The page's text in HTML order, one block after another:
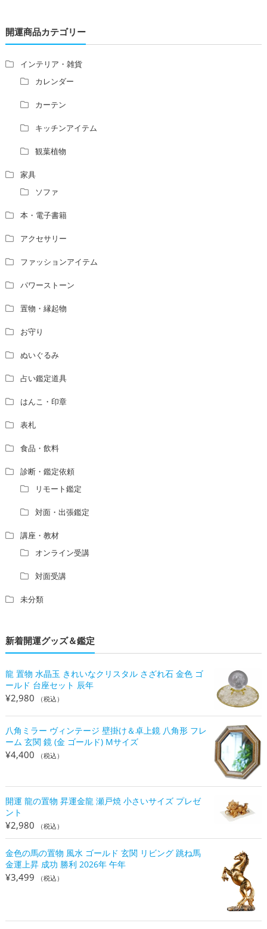
占い師さんは、幽霊を見たことがありますか？
家相風水の診断・鑑定料金や相場について
家相・風水の鑑定料金の相場が知りたい。
風水の流派について教えてください。
風水師になるには、どんな勉強をすればいいですか？
開運商品カテゴリー
インテリア・雑貨
カレンダー
カーテン
キッチンアイテム
観葉植物
家具
ソファ
本・電子書籍
アクセサリー
ファッションアイテム
パワーストーン
置物・縁起物
お守り
ぬいぐるみ
占い鑑定道具
はんこ・印章
表札
食品・飲料
診断・鑑定依頼
リモート鑑定
対面・出張鑑定
講座・教材
オンライン受講
対面受講
未分類
新着開運グッズ＆鑑定
龍 置物 水晶玉 きれいなクリスタル さざれ石 金色 ゴ
ールド 台座セット 辰年
¥2,980 （税込）
八角ミラー ヴィンテージ 壁掛け＆卓上鏡 八角形 フレ
ーム 玄関 鏡 (金 ゴールド) Mサイズ
¥4,400 （税込）
開運 龍の置物 昇運金龍 瀬戸焼 小さいサイズ プレゼ
ント
¥2,980 （税込）
金色の馬の置物 風水 ゴールド 玄関 リビング 跳ね馬
金運上昇 成功 勝利 2026年 午年
¥3,499 （税込）